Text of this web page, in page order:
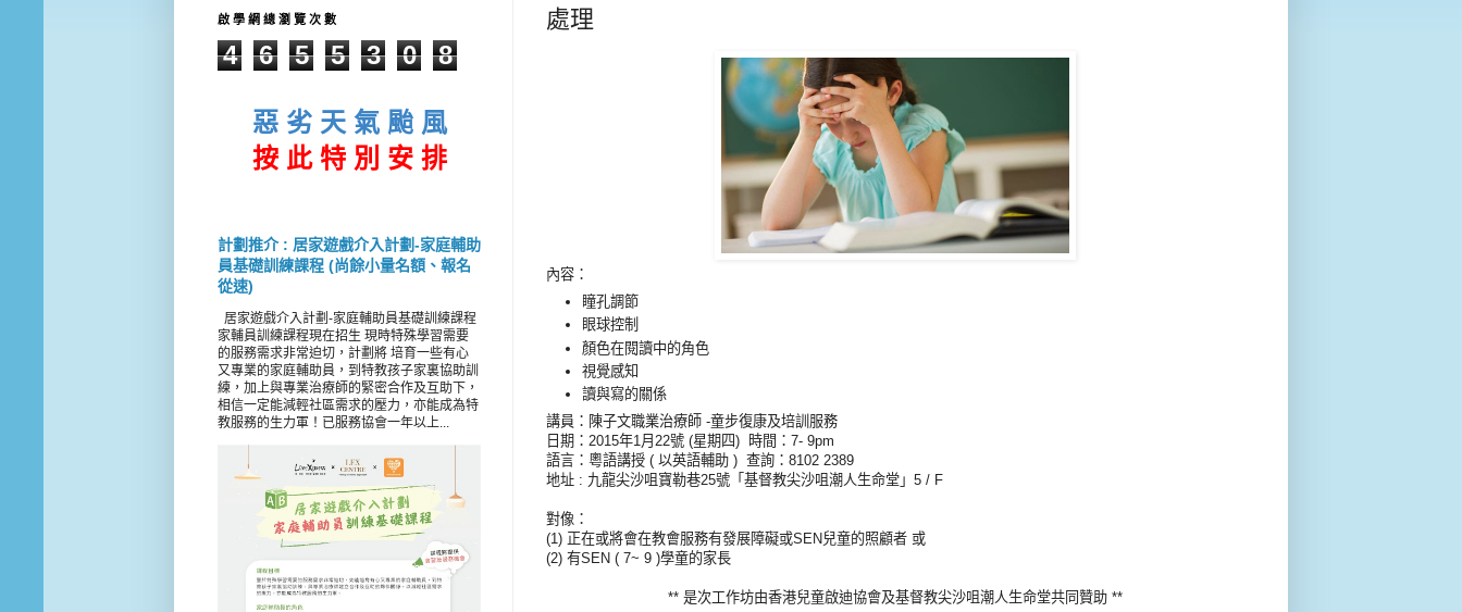
處理
內容：
瞳孔調節
眼球控制
顏色在閱讀中的角色
視覺感知
讀與寫的關係
講員：陳子文職業治療師 -童步復康及培訓服務
日期：2015年1月22號 (星期四) 時間：7- 9pm
語言：粵語講授 ( 以英語輔助 ) 查詢：8102 2389
地址 : 九龍尖沙咀寶勒巷25號「基督教尖沙咀潮人生命堂」5 / F
對像：
(1) 正在或將會在教會服務有發展障礙或SEN兒童的照顧者 或
(2) 有SEN ( 7~ 9 )學童的家長
** 是次工作坊由香港兒童啟迪協會及基督教尖沙咀潮人生命堂共同贊助 **
啟 學 網 總 瀏 覽 次 數
4 6 5 5 3 0 8
惡 劣 天 氣 颱 風
按 此 特 別 安 排
計劃推介 : 居家遊戲介入計劃-家庭輔助
員基礎訓練課程 (尚餘小量名額、報名
從速)
居家遊戲介入計劃-家庭輔助員基礎訓練課程
家輔員訓練課程現在招生 現時特殊學習需要
的服務需求非常迫切，計劃將 培育一些有心
又專業的家庭輔助員，到特教孩子家裏協助訓
練，加上與專業治療師的緊密合作及互助下，
相信一定能減輕社區需求的壓力，亦能成為特
教服務的生力軍！已服務協會一年以上...